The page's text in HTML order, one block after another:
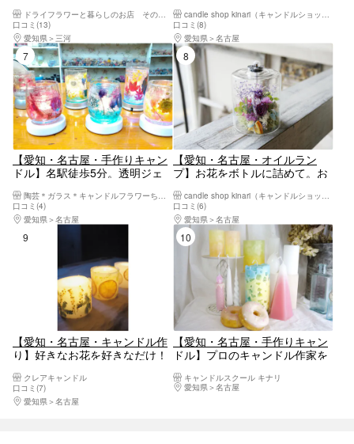
ドライフラワーと暮らしのお店 その灯ぐらし岡崎店
口コミ(13)
愛知県
三河
candle shop kinari（キャンドルショップキナリ）
口コミ(8)
愛知県
名古屋
7位
【愛知・名古屋・手作りキャン
ドル】名駅徒歩5分。透明ジェ
種類！お花バイキング！。
陶芸＊ガラス＊キャンドルフラワーちよ野【名古屋駅前本店】
口コミ(4)
愛知県
名古屋
8位
【愛知・名古屋・オイルラン
プ】お花をボトルに詰めて。お
candle shop kinari（キャンドルショップキナリ）
口コミ(6)
愛知県
名古屋
【愛知・名古屋・キャンドル作
り】好きなお花を好きなだけ！
クレアキャンドル
口コミ(7)
愛知県
名古屋
10位
【愛知・名古屋・手作りキャン
ドル】プロのキャンドル作家を
（全5回）
キャンドルスクール キナリ
愛知県
名古屋